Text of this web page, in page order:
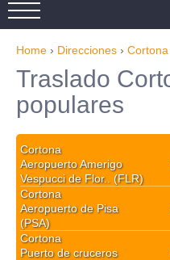
Home › Direcciones › Cortona
Traslado
populares
Cortona
Aeropuerto Amerigo
Vespucci de Flor.. (FLR)
Cortona
Aeropuerto de Pisa
(PSA)
Cortona
Puerto de cruceros